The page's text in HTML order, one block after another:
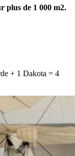
plus de 1 000 m2.
+ 1 Dakota = 4